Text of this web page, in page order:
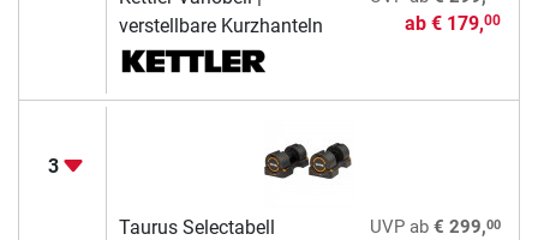
verstellbare Kurzhanteln
ab € 179,00
3
Taurus Selectabell
UVPab € 299,00